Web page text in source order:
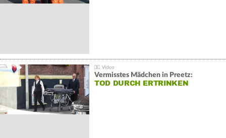
Vermisstes Mädchen in Preetz:
TOD DURCH ERTRINKEN